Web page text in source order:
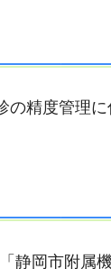
精度管理
静岡市附属機